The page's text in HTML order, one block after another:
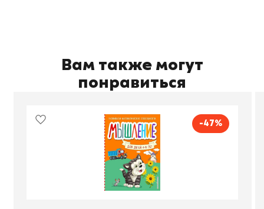
Вам также могут
понравиться
-47%